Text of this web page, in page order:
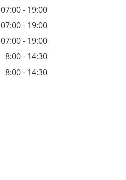
07:00 - 19:00
07:00 - 19:00
07:00 - 19:00
8:00 - 14:30
8:00 - 14:30